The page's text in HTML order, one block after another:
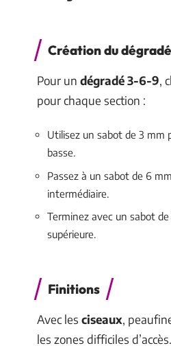
Création du
Pour un dégradé 3-6-9,
pour chaque section :
Utilisez un sabot de 3 mm
basse.
Passez à un sabot de 6
intermédiaire.
Terminez avec un sabot
supérieure.
Finitions
Avec les ciseaux,
les zones difficiles